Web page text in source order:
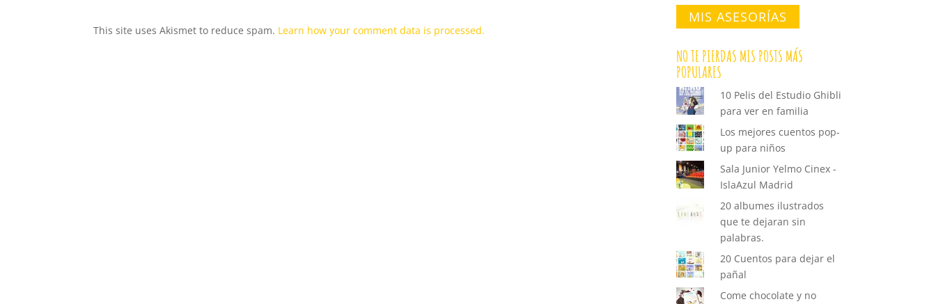
This site uses Akismet to reduce spam. Learn how your comment data is processed.
MIS ASESORÍAS
NO TE PIERDAS MIS POSTS MÁS
POPULARES
10 Pelis del Estudio Ghibli
para ver en familia
Los mejores cuentos pop-
up para niños
Sala Junior Yelmo Cinex -
IslaAzul Madrid
20 albumes ilustrados
que te dejaran sin
palabras.
20 Cuentos para dejar el
pañal
Come chocolate y no